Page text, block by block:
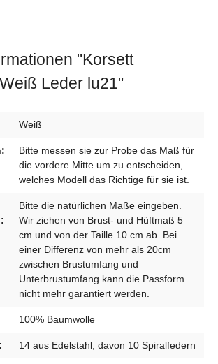
"Korsett
Leder lu21"
Weiß
Bitte messen sie zur Probe das Maß für
die vordere Mitte um zu entscheiden,
welches Modell das Richtige für sie ist.
Bitte die natürlichen Maße eingeben.
Wir ziehen von Brust- und Hüftmaß 5
cm und von der Taille 10 cm ab. Bei
einer Differenz von mehr als 20cm
zwischen Brustumfang und
Unterbrustumfang kann die Passform
nicht mehr garantiert werden.
100% Baumwolle
14 aus Edelstahl, davon 10 Spiralfedern